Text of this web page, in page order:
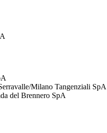
Milano Tangenziali SpA
del Brennero SpA